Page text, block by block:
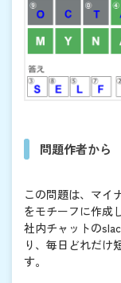
問題作者から
この問題は、マイ
をモチーフに作成
社内チャットの
り、毎日どれだけ
す。